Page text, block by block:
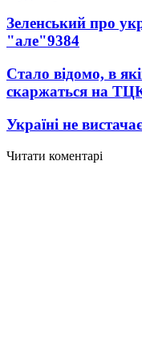
Зеленський про
"але"9384
Стало відомо, в
скаржаться на
Україні не
Читати коментарі